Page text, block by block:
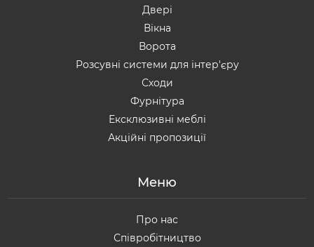
Двері
Вікна
Ворота
Розсувні системи для інтер'єру
Сходи
Фурнітура
Ексклюзивні меблі
Акційні пропозиції
Меню
Про нас
Співробітництво